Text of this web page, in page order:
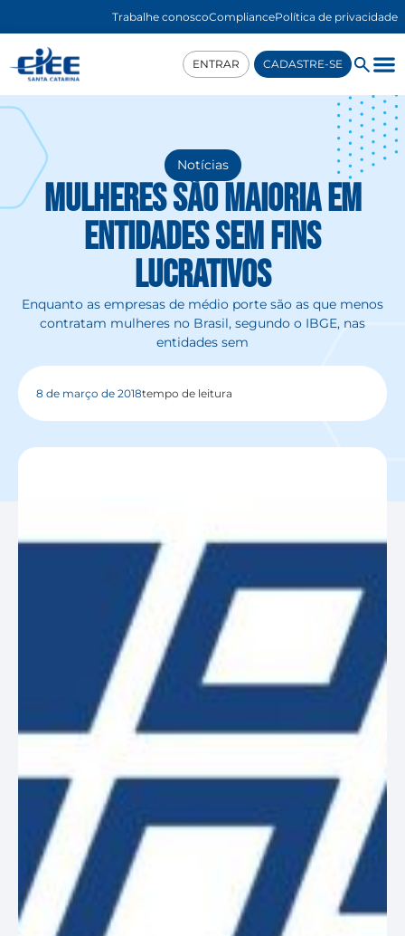
Trabalhe conoscoCompliancePolítica de privacidade
ENTRAR CADASTRE-SE
Notícias
Mulheres são maioria em
entidades sem fins
lucrativos
Enquanto as empresas de médio porte são as que menos
contratam mulheres no Brasil, segundo o IBGE, nas
entidades sem
8 de março de 2018tempo de leitura